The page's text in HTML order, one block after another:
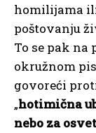
homilijama
poštovanju
To se pak na
okružnom
govoreći
„hotimična
nebo za